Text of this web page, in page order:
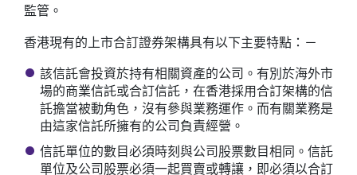
監管。
香港現有的上市合訂證券架構具有以下主要特點：－
該信託會投資於持有相關資產的公司。有別於海外市
場的商業信託或合訂信託，在香港採用合訂架構的信
託擔當被動角色，沒有參與業務運作。而有關業務是
由這家信託所擁有的公司負責經營。
信託單位的數目必須時刻與公司股票數目相同。信託
單位及公司股票必須一起買賣或轉讓，即必須以合訂